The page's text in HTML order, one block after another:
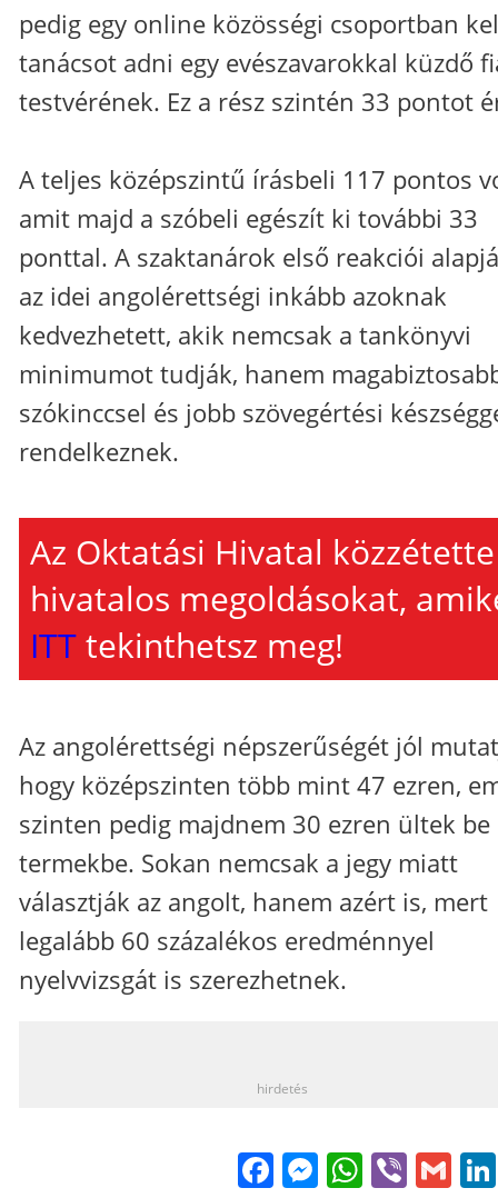
pedig egy online közösségi csoportban
tanácsot adni egy evészavarokkal küzdő
testvérének. Ez a rész szintén 33 pontot
A teljes középszintű írásbeli 117 pontos
amit majd a szóbeli egészít ki további 33
ponttal. A szaktanárok első reakciói
az idei angolérettségi inkább azoknak
kedvezhetett, akik nemcsak a tankönyvi
minimumot tudják, hanem
szókinccsel és jobb szövegértési
rendelkeznek.
Az Oktatási Hivatal
hivatalos megoldásokat,
ITTtekinthetsz meg!
Az angolérettségi népszerűségét jól
hogy középszinten több mint 47 ezren,
szinten pedig majdnem 30 ezren ültek be
termekbe. Sokan nemcsak a jegy miatt
választják az angolt, hanem azért is, mert
legalább 60 százalékos eredménnyel
nyelvvizsgát is szerezhetnek.
hirdetés
FacebookViber